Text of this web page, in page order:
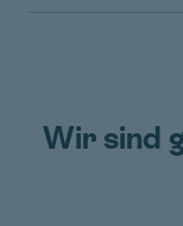
Wir sind